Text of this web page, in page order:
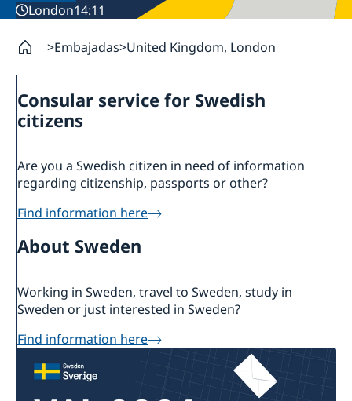
London14:11
Embajadas United Kingdom, London
Consular service for Swedish
citizens
Are you a Swedish citizen in need of information
regarding citizenship, passports or other?
Find information here
About Sweden
Working in Sweden, travel to Sweden, study in
Sweden or just interested in Sweden?
Find information here